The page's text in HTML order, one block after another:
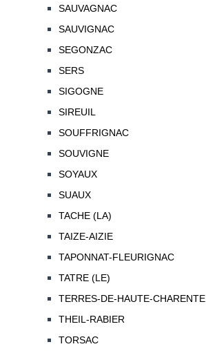
SAUVAGNAC
SAUVIGNAC
SEGONZAC
SERS
SIGOGNE
SIREUIL
SOUFFRIGNAC
SOUVIGNE
SOYAUX
SUAUX
TACHE (LA)
TAIZE-AIZIE
TAPONNAT-FLEURIGNAC
TATRE (LE)
TERRES-DE-HAUTE-CHARENTE
THEIL-RABIER
TORSAC